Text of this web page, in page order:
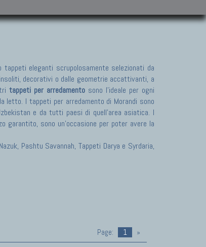
tappeti eleganti scrupolosamente selezionati da
decorativi o dalle geometrie accattivanti, a
tappeti per arredamentosono l'ideale per ogni
letto. I tappeti per arredamento di Morandi sono
e da tutti paesi di quell'area asiatica. I
garantito, sono un'occasione per poter avere la
Pashtu Savannah, Tappeti Darya e Syrdaria,
Page: 1 »